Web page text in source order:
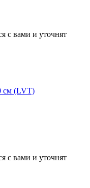
с вами и уточнят
см (LVT)
с вами и уточнят